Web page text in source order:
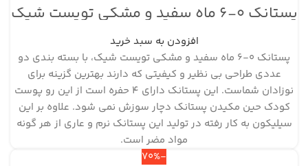
پستانک ۰-۶ ماه سفید و مشکی تویست شیک
افزودن به سبد خرید
پستانک ۰-۶ ماه سفید و مشکی تویست شیک، با بسته بندی دو
عددی طراحی بی نظیر و کیفیتی که دارند بهترین گزینه برای
نوزادان شماست. این پستانک دارای ۴ حفره است از این رو پوست
کودک حین مکیدن پستانک دچار سوزش نمی شود. علاوه بر این
سیلیکون به کار رفته در تولید این پستانک نرم و عاری از هر گونه
مواد مضر است.
-70%